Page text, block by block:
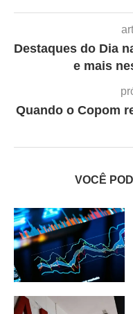
Destaques do Dia
e mais
Quando o Copom
VOCÊ